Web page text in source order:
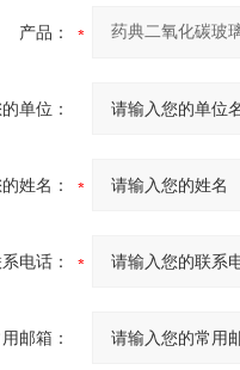
产品：
单位：
姓名：
电话：
邮箱：